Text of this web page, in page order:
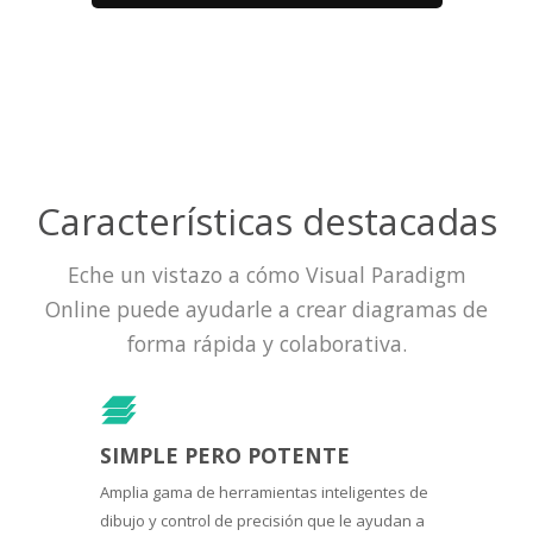
Características destacadas
Eche un vistazo a cómo Visual Paradigm
Online puede ayudarle a crear diagramas de
forma rápida y colaborativa.
SIMPLE PERO POTENTE
Amplia gama de herramientas inteligentes de
dibujo y control de precisión que le ayudan a